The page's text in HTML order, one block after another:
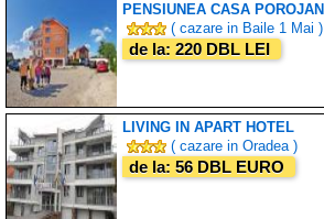
PENSIUNEA CASA POROJAN
( cazare in Baile 1 Mai )
de la: 220 DBL LEI
LIVING IN APART HOTEL
( cazare in Oradea )
de la: 56 DBL EURO